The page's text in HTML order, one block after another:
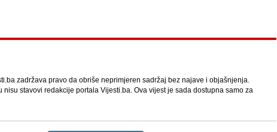
zadržava pravo da obriše neprimjeren sadržaj bez najave i objašnjenja.
nisu stavovi redakcije portala Vijesti.ba. Ova vijest je sada dostupna samo za